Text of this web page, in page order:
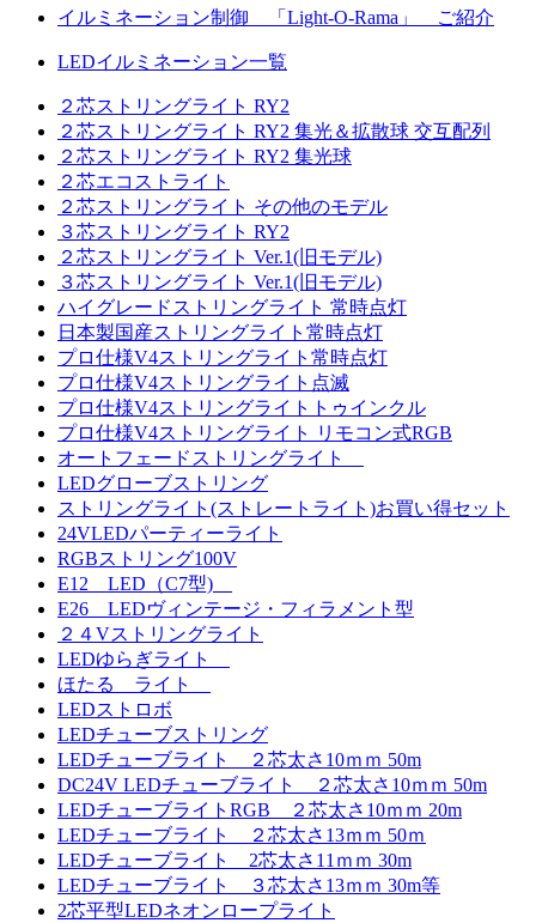
イルミネーション制御 「Light-O-Rama」 ご紹介
LEDイルミネーション一覧
２芯ストリングライト RY2
２芯ストリングライト RY2 集光＆拡散球 交互配列
２芯ストリングライト RY2 集光球
２芯エコストライト
２芯ストリングライト その他のモデル
３芯ストリングライト RY2
２芯ストリングライト Ver.1(旧モデル)
３芯ストリングライト Ver.1(旧モデル)
ハイグレードストリングライト 常時点灯
日本製国産ストリングライト常時点灯
プロ仕様V4ストリングライト常時点灯
プロ仕様V4ストリングライト点滅
プロ仕様V4ストリングライトトゥインクル
プロ仕様V4ストリングライト リモコン式RGB
オートフェードストリングライト
LEDグローブストリング
ストリングライト(ストレートライト)お買い得セット
24VLEDパーティーライト
RGBストリング100V
E12 LED（C7型)
E26 LEDヴィンテージ・フィラメント型
２４Vストリングライト
LEDゆらぎライト
ほたる ライト
LEDストロボ
LEDチューブストリング
LEDチューブライト ２芯太さ10ｍｍ 50m
DC24V LEDチューブライト ２芯太さ10ｍｍ 50m
LEDチューブライトRGB ２芯太さ10ｍｍ 20m
LEDチューブライト ２芯太さ13ｍｍ 50ｍ
LEDチューブライト 2芯太さ11ｍｍ 30m
LEDチューブライト ３芯太さ13ｍｍ 30m等
2芯平型LEDネオンロープライト